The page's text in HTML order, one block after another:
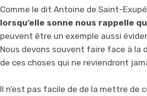
Comme le dit Antoine de Saint-
lorsqu’elle sonne nous rappelle
peuvent être un exemple aussi
Nous devons souvent faire face à la
de ces choses qui ne reviendront
Il n’est pas facile de de la mettre de